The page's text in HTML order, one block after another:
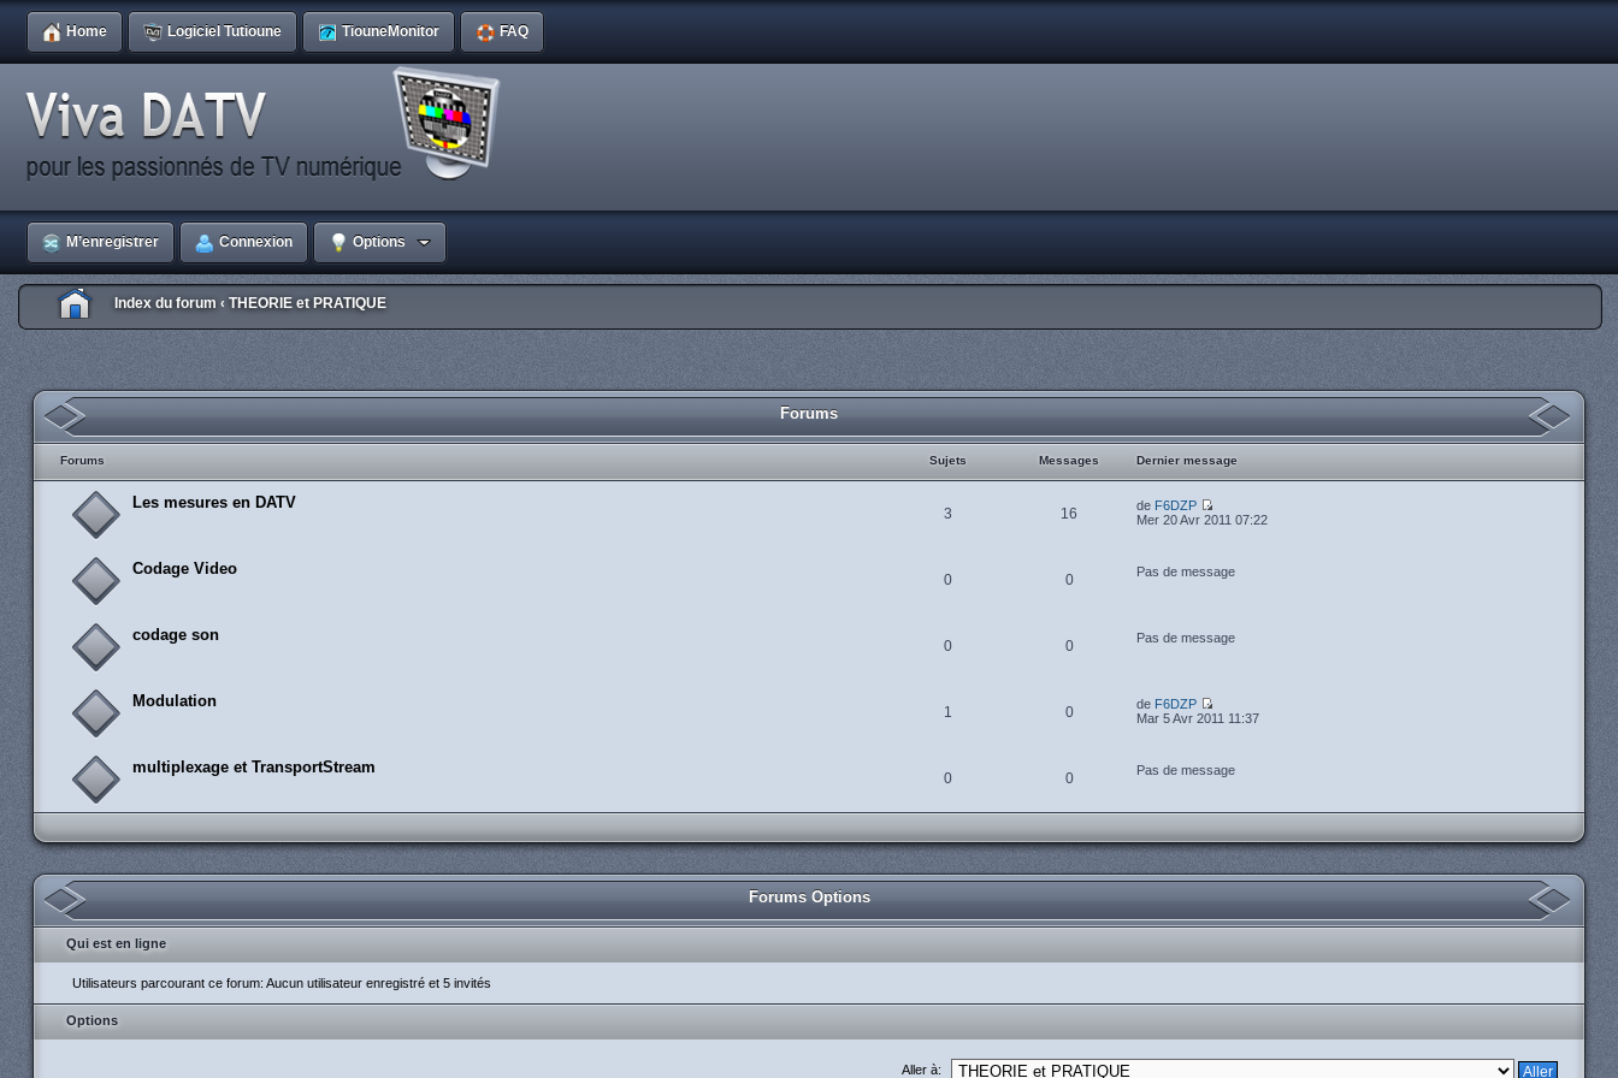
Home Logiciel Tutioune TiouneMonitor FAQ
M’enregistrer Connexion Options
Index du forum ‹ THEORIE et PRATIQUE
Forums
Forums Sujets Messages Dernier message
Les mesures en DATV
3 16 de F6DZP
Mer 20 Avr 2011 07:22
Codage Video
0 0 Pas de message
codage son
0 0 Pas de message
Modulation
1 0 de F6DZP
Mar 5 Avr 2011 11:37
multiplexage et TransportStream
0 0 Pas de message
Forums Options
Qui est en ligne
Utilisateurs parcourant ce forum: Aucun utilisateur enregistré et 5 invités
Options
Aller à: